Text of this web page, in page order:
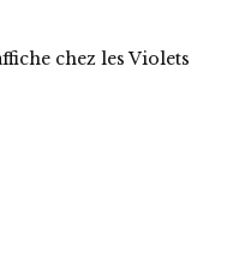
chez les Violets